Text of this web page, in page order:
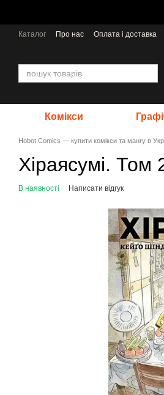
Каталог Про нас Оплата і доставка
Комікси
Hobot Comics — купити комікси та мангу в
Хіраясумі. Том
В наявності Написати відгук